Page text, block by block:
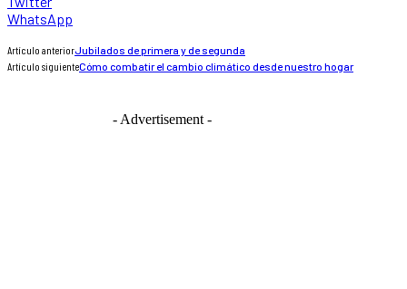
WhatsApp
Artículo anteriorJubilados de primera y de segunda
Artículo siguienteCómo combatir el cambio climático desde nuestro hogar
- Advertisement -